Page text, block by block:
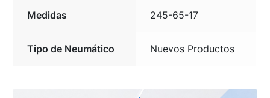
Medidas 245-65-17
Tipo de Neumático Nuevos Productos